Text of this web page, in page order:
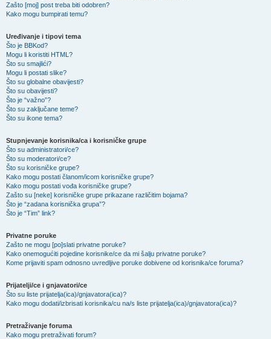
Zašto [moj] post treba biti odobren?
Kako mogu bumpirati temu?
Uređivanje i tipovi tema
Što je BBKod?
Mogu li koristiti HTML?
Što su smajlići?
Mogu li postati slike?
Što su globalne obavijesti?
Što su obavijesti?
Što je “važno”?
Što su zaključane teme?
Što su ikone tema?
Stupnjevanje korisnika/ca i korisničke grupe
Što su administratori/ce?
Što su moderatori/ce?
Što su korisničke grupe?
Kako mogu postati članom/icom korisničke grupe?
Kako mogu postati vođa korisničke grupe?
Zašto su [neke] korisničke grupe prikazane različitim bojama?
Što je “zadana korisnička grupa”?
Što je “Tim” link?
Privatne poruke
Zašto ne mogu [po]slati privatne poruke?
Kako onemogućiti pojedine korisnike/ce da mi šalju privatne poruke?
Kome prijaviti spam odnosno uvredljive poruke dobivene od korisnika/ce foruma?
Prijatelji/ce i gnjavatori/ce
Što su liste prijatelja(ica)/gnjavatora(ica)?
Kako mogu dodati/izbrisati korisnika/cu na/s liste prijatelja(ica)/gnjavatora(ica)?
Pretraživanje foruma
Kako mogu pretraživati forum?